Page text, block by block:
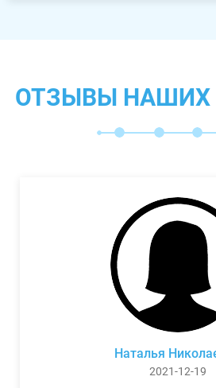
ОТЗЫВЫ НАШИХ
Наталья
2021-12-19